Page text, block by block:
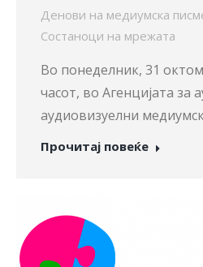
Денови на медиумска
Состаноци на мрежата
Во понеделник, 31
часот, во Агенцијата за
аудиовизуелни
Прочитај повеќе